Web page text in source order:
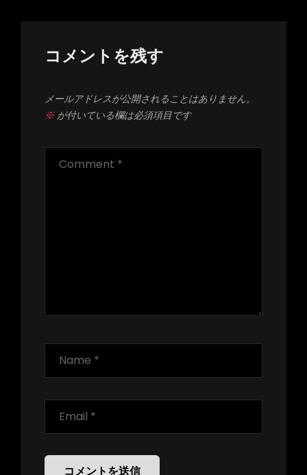
コメントを残す
メールアドレスが公開されることはありません。
※が付いている欄は必須項目です